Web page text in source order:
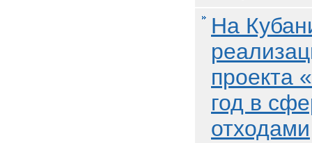
На
проекта
год в
отходами